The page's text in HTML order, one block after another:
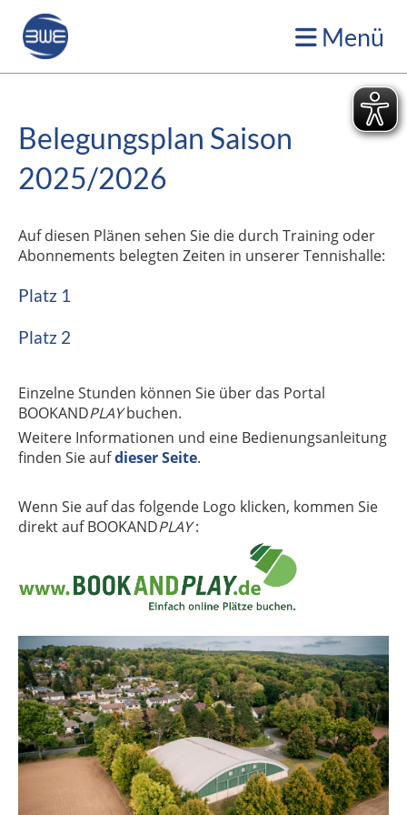
Menü
Belegungsplan Saison
2025/2026
Auf diesen Plänen sehen Sie die durch Training oder
Abonnements belegten Zeiten in unserer Tennishalle:
Platz 1
Platz 2
Einzelne Stunden können Sie über das Portal
BOOKANDPLAYbuchen.
Weitere Informationen und eine Bedienungsanleitung
finden Sie aufdieser Seite.
Wenn Sie auf das folgende Logo klicken, kommen Sie
direkt auf BOOKANDPLAY: